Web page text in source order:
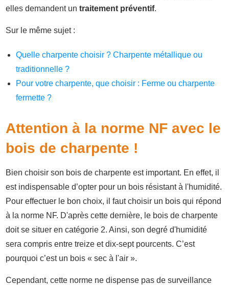
elles demandent un traitement préventif.
Sur le même sujet :
Quelle charpente choisir ? Charpente métallique ou
traditionnelle ?
Pour votre charpente, que choisir : Ferme ou charpente
fermette ?
Attention à la norme NF avec le
bois de charpente !
Bien choisir son bois de charpente est important. En effet, il
est indispensable d’opter pour un bois résistant à l'humidité.
Pour effectuer le bon choix, il faut choisir un bois qui répond
à la norme NF. D'après cette dernière, le bois de charpente
doit se situer en catégorie 2. Ainsi, son degré d'humidité
sera compris entre treize et dix-sept pourcents. C’est
pourquoi c’est un bois « sec à l'air ».
Cependant, cette norme ne dispense pas de surveillance